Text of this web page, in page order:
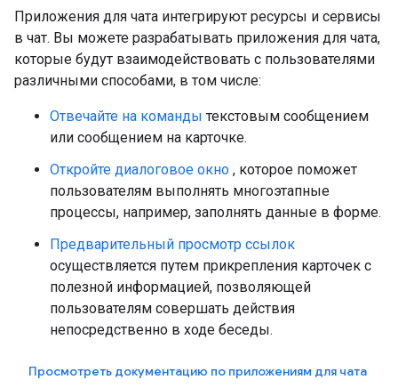
Приложения для чата интегрируют ресурсы и сервисы
в чат. Вы можете разрабатывать приложения для чата,
которые будут взаимодействовать с пользователями
различными способами, в том числе:
Отвечайте на команды текстовым сообщением
или сообщением на карточке.
Откройте диалоговое окно , которое поможет
пользователям выполнять многоэтапные
процессы, например, заполнять данные в форме.
Предварительный просмотр ссылок
осуществляется путем прикрепления карточек с
полезной информацией, позволяющей
пользователям совершать действия
непосредственно в ходе беседы.
Просмотреть документацию по приложениям для чата